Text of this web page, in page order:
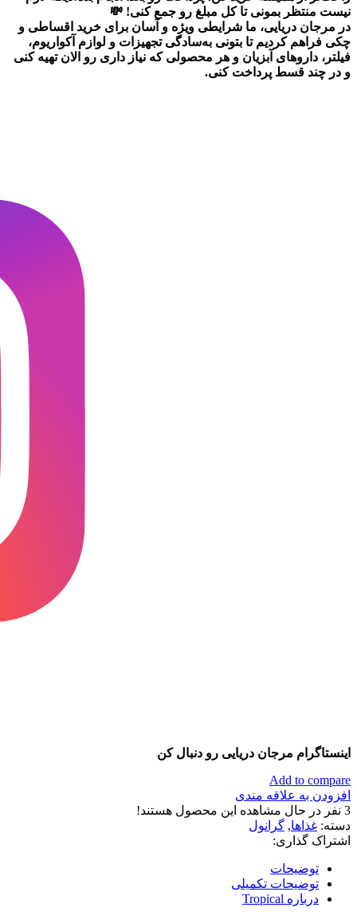
نیست منتظر بمونی تا کل مبلغ رو جمع کنی! 💸
در مرجان دریایی، ما شرایطی ویژه و آسان برای خرید اقساطی و
چکی فراهم کردیم تا بتونی به‌سادگی تجهیزات و لوازم آکواریوم،
فیلتر، داروهای آبزیان و هر محصولی که نیاز داری رو الان تهیه کنی
و در چند قسط پرداخت کنی.
اینستاگرام مرجان دریایی رو دنبال کن
Add to compare
افزودن به علاقه مندی
3 نفر در حال مشاهده این محصول هستند!
دسته: غذاها, گرانول
اشتراک گذاری:
توضیحات
توضیحات تکمیلی
درباره Tropical